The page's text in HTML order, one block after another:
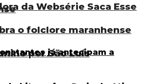
da Websérie Saca Esse
o folclore maranhense
por São Luís